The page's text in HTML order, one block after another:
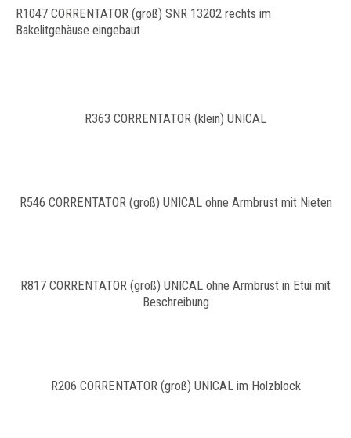
R1047 CORRENTATOR (groß) SNR 13202 rechts im
Bakelitgehäuse eingebaut
R363 CORRENTATOR (klein) UNICAL
R546 CORRENTATOR (groß) UNICAL ohne Armbrust mit Nieten
R817 CORRENTATOR (groß) UNICAL ohne Armbrust in Etui mit
Beschreibung
R206 CORRENTATOR (groß) UNICAL im Holzblock